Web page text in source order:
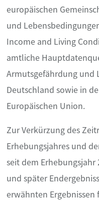
europäischen
und
Income and Living
amtliche
Armutsgefährdung und
Deutschland sowie in
Europäischen Union.
Zur Verkürzung des
Erhebungsjahres und
seit dem Erhebungsjahr
und später
erwähnten